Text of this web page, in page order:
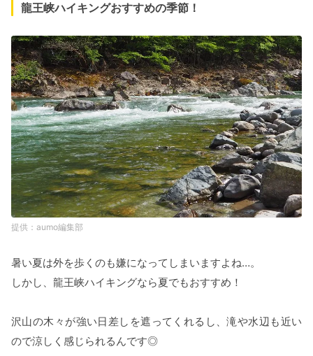
龍王峡ハイキングおすすめの季節！
aumo編集部
暑い夏は外を歩くのも嫌になってしまいますよね…。
しかし、龍王峡ハイキングなら夏でもおすすめ！
沢山の木々が強い日差しを遮ってくれるし、滝や水辺も近い
ので涼しく感じられるんです◎